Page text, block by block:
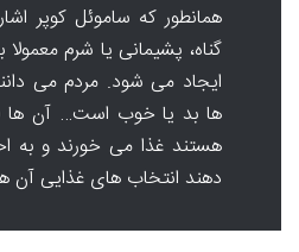
همانطور که ساموئل کوپر
گناه، پشیمانی یا شرم
ایجاد می شود. مردم می
ها بد یا خوب است… آن ها
هستند غذا می خورند و به
دهند انتخاب های غذایی آن